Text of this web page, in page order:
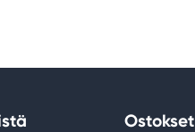
Ostokset